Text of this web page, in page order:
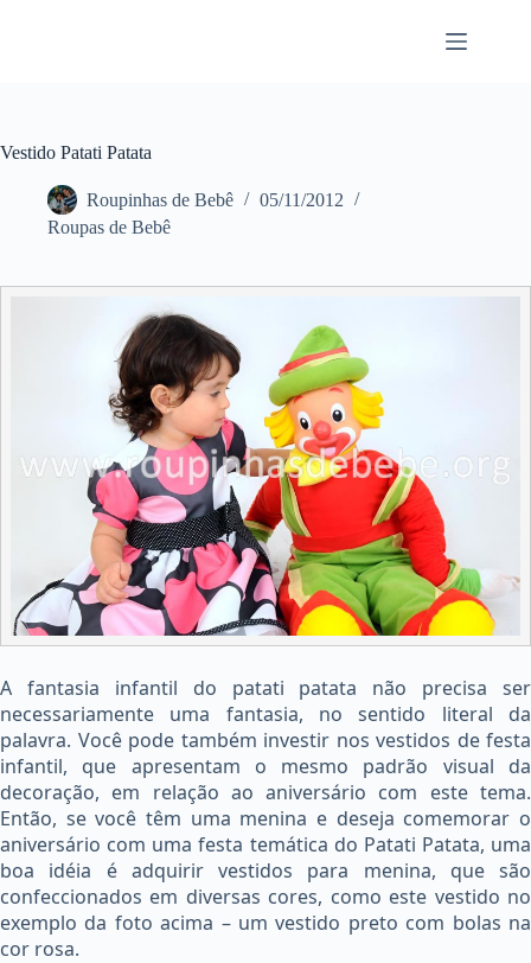
Vestido Patati Patata
Roupinhas de Bebê
05/11/2012
Roupas de Bebê
A fantasia infantil do patati patata não precisa ser
necessariamente uma fantasia, no sentido literal da
palavra. Você pode também investir nos vestidos de festa
infantil, que apresentam o mesmo padrão visual da
decoração, em relação ao aniversário com este tema.
Então, se você têm uma menina e deseja comemorar o
aniversário com uma festa temática do Patati Patata, uma
boa idéia é adquirir vestidos para menina, que são
confeccionados em diversas cores, como este vestido no
exemplo da foto acima – um vestido preto com bolas na
cor rosa.